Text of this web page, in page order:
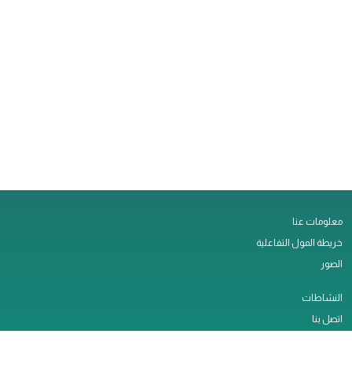
معلومات عنا
خريطة المول التفاعلية
الصور
النشاطات
اتصل بنا